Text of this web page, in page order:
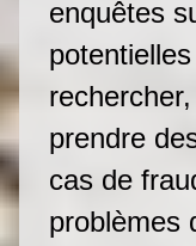
enquêtes
prendre
cas de
problèmes